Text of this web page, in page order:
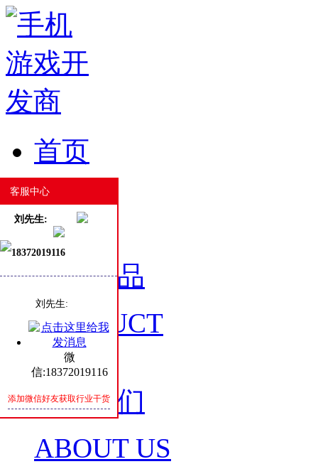
首页
HOME
游戏产品
PRODUCT
关于我们
ABOUT US
客服中心
刘先生:
18372019116
刘先生:
微
信:18372019116
添加微信好友获取行业干货